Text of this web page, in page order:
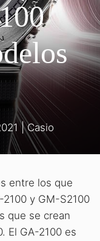
|Casio
entre los que
2100 y GM-S2100
que se crean
El GA-2100 es